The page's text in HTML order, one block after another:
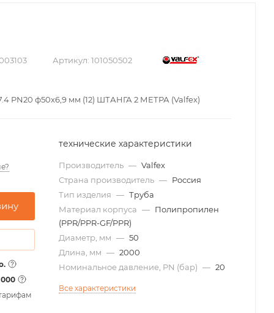
Артикул: 101050502
PN20 ф50х6,9 мм (12) ШТАНГА 2 МЕТРА (Valfex)
технические характеристики
Производитель — Valfex
Страна производитель — Россия
Тип изделия — Труба
Материал корпуса — Полипропилен
(PPR/PPR-GF/PPR)
Диаметр, мм — 50
Длина, мм — 2000
Номинальное давление, PN (бар) — 20
Все характеристики